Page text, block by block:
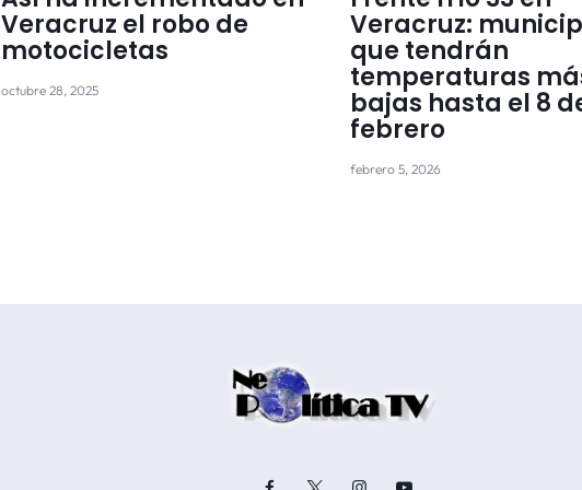
Veracruz el robo de
motocicletas
octubre 28, 2025
Veracruz:
que tendrán
temperaturas
bajas hasta el 8
febrero
febrero 5, 2026